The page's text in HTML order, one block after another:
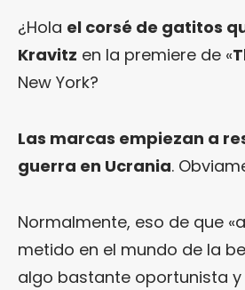
¿Hola el corsé de gatitos
Kravitz en la premiere de «
New York?
Las marcas empiezan a
guerra en Ucrania.
Normalmente, eso de que
metido en el mundo de la
algo bastante oportunista y